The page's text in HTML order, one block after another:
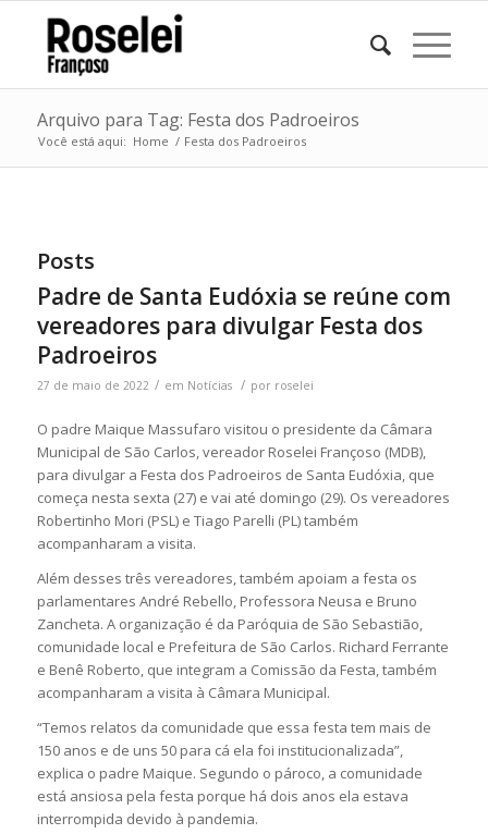
Arquivo para Tag: Festa dos Padroeiros
Você está aqui: Home / Festa dos Padroeiros
Posts
Padre de Santa Eudóxia se reúne com
vereadores para divulgar Festa dos
Padroeiros
27 de maio de 2022 / em Notícias / por roselei
O padre Maique Massufaro visitou o presidente da Câmara
Municipal de São Carlos, vereador Roselei Françoso (MDB),
para divulgar a Festa dos Padroeiros de Santa Eudóxia, que
começa nesta sexta (27) e vai até domingo (29). Os vereadores
Robertinho Mori (PSL) e Tiago Parelli (PL) também
acompanharam a visita.
Além desses três vereadores, também apoiam a festa os
parlamentares André Rebello, Professora Neusa e Bruno
Zancheta. A organização é da Paróquia de São Sebastião,
comunidade local e Prefeitura de São Carlos. Richard Ferrante
e Benê Roberto, que integram a Comissão da Festa, também
acompanharam a visita à Câmara Municipal.
“Temos relatos da comunidade que essa festa tem mais de
150 anos e de uns 50 para cá ela foi institucionalizada”,
explica o padre Maique. Segundo o pároco, a comunidade
está ansiosa pela festa porque há dois anos ela estava
interrompida devido à pandemia.